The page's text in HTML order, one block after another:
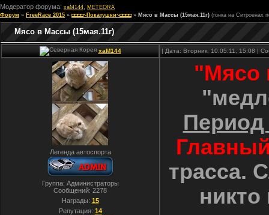
Модератор форума: xaM144
METEORA
Форум » FreeRace 2015 » ◘◘◘◘~Покатушки~◘◘◘◘ » Мясо в Массы (15мая.11г) (гонка на Ситроенах
Мясо в Массы (15мая.11г)
xaM144 | Дата: Вторник, 10.05.11, 15:08 |
Легенда автоспорта
Группа: Администраторы
Сообщений: 2278
Награды: 15
Репутация: 14
"Мясо
трасса.